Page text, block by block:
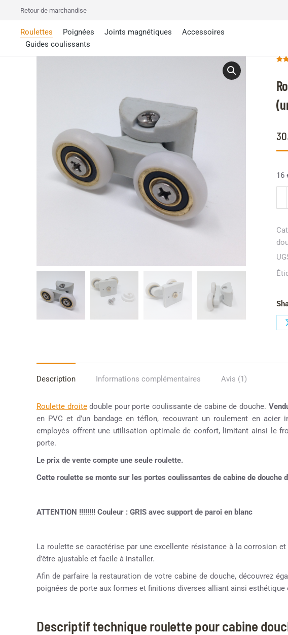
Retour de marchandise
Roulettes Poignées Joints magnétiques
Accessoires
Guides coulissants
sur
16
Description Informations complémentaires Avis (1)
Roulette droitedouble pour porte coulissante de cabine de douche.
en PVC et d’un bandage en téflon, recouvrant un roulement en
employés offrent une utilisation optimale de confort, limitant ainsi le
porte.
Le prix de vente compte une seule roulette.
Cette roulette se monte sur les portes coulissantes de cabine de douche
ATTENTION !!!!!!!! Couleur : GRIS avec support de paroi en blanc
La roulette se caractérise par une excellente résistance à la corrosion
d’être ajustable et facile à installer.
Afin de parfaire la restauration de votre cabine de douche, découvrez
poignées de porte aux formes et finitions diverses alliant ainsi esthétique
Descriptif technique roulette pour cabine